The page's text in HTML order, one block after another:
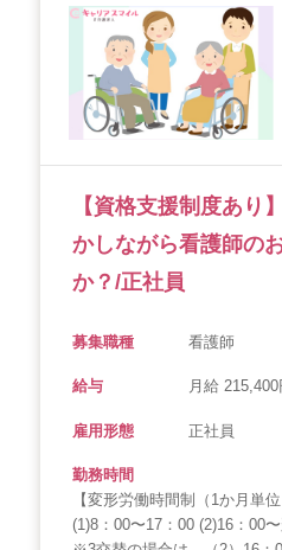
【資格支援制度あり
かしながら看護師の
か？/正社員
募集職種 看護師
給与 月給
雇用形態 正社員
勤務時間
【変形労働時間制（1か月
(1)8：00〜17：00 (2)16：00